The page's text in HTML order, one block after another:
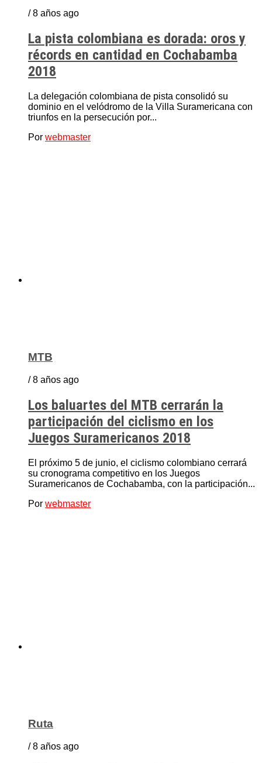
/ 8 años ago
La pista colombiana es dorada: oros y
récords en cantidad en Cochabamba
2018
La delegación colombiana de pista consolidó su
dominio en el velódromo de la Villa Suramericana con
triunfos en la persecución por...
Por webmaster
MTB
/ 8 años ago
Los baluartes del MTB cerrarán la
participación del ciclismo en los
Juegos Suramericanos 2018
El próximo 5 de junio, el ciclismo colombiano cerrará
su cronograma competitivo en los Juegos
Suramericanos de Cochabamba, con la participación...
Por webmaster
Ruta
/ 8 años ago